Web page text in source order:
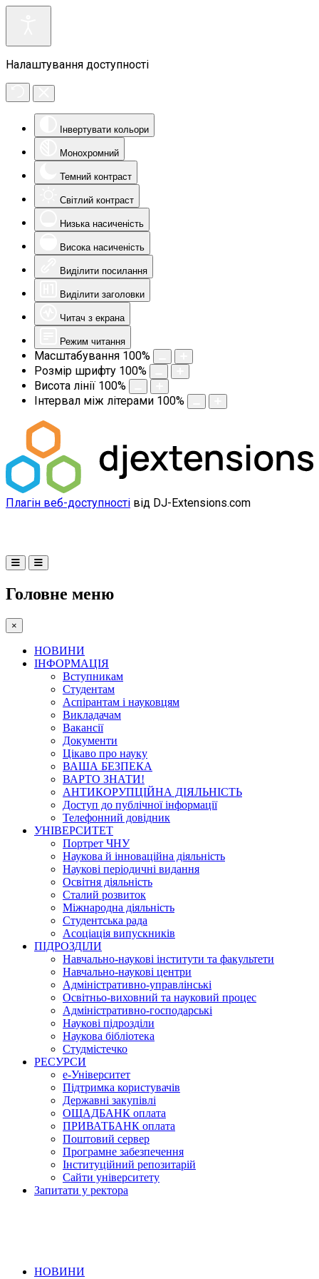
Налаштування доступності
Інвертувати кольори
Монохромний
Темний контраст
Світлий контраст
Низька насиченість
Висока насиченість
Виділити посилання
Виділити заголовки
Читач з екрана
Режим читання
Масштабування 100%
Розмір шрифту 100%
Висота лінії 100%
Інтервал між літерами 100%
Плагін веб-доступності від DJ-Extensions.com
Головне меню
×
НОВИНИ
ІНФОРМАЦІЯ
Вступникам
Студентам
Аспірантам і науковцям
Викладачам
Вакансії
Документи
Цікаво про науку
ВАША БЕЗПЕКА
ВАРТО ЗНАТИ!
АНТИКОРУПЦІЙНА ДІЯЛЬНІСТЬ
Доступ до публічної інформації
Телефонний довідник
УНІВЕРСИТЕТ
Портрет ЧНУ
Наукова й інноваційна діяльність
Наукові періодичні видання
Освітня діяльність
Сталий розвиток
Міжнародна діяльність
Студентська рада
Асоціація випускників
ПІДРОЗДІЛИ
Навчально-наукові інститути та факультети
Навчально-наукові центри
Адміністративно-управлінські
Освітньо-виховний та науковий процес
Адміністративно-господарські
Наукові підрозділи
Наукова бібліотека
Студмістечко
РЕСУРСИ
е-Університет
Підтримка користувачів
Державні закупівлі
ОЩАДБАНК оплата
ПРИВАТБАНК оплата
Поштовий сервер
Програмне забезпечення
Інституційний репозитарій
Сайти університету
Запитати у ректора
НОВИНИ